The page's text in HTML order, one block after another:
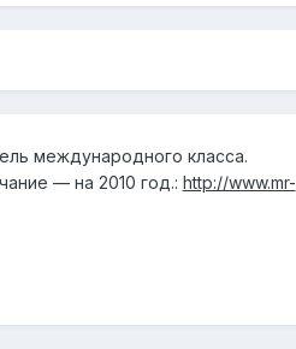
международного класса.
— на 2010 год.: http://www.mr-